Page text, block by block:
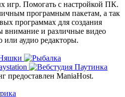
игр. Помогать с настройкой ПК.
програмным пакетам, а так
программах для создания
и различные видео
аудио редакторы.
предоставлен ManiaHost.